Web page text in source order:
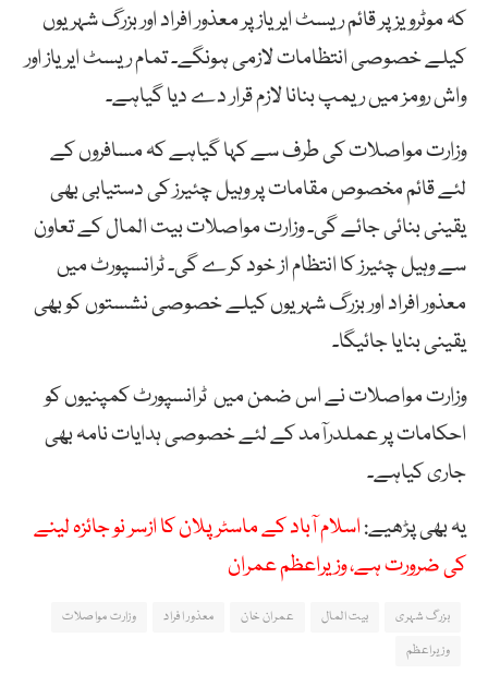
کہ موٹرویز پر قائم ریسٹ ایریاز پر معذور افراد اور بزرگ شہریوں
کیلے خصوصی انتظامات لازمی ہونگے۔ تمام ریسٹ ایریاز اور
واش رومز میں ریمپ بنانا لازم قرار دے دیا گیاہے۔
وزارت مواصلات کی طرف سے کہا گیاہے کہ مسافروں کے
لئے قائم مخصوص مقامات پر وہیل چئیرز کی دستیابی بھی
یقینی بنائی جائے گی۔ وزارت مواصلات بیت المال کے تعاون
سے وہیل چئیرز کا انتظام از خود کرے گی۔ ٹرانسپورٹ میں
معذور افراد اور بزرگ شہریوں کیلے خصوصی نشستوں کو بھی
یقینی بنایا جائیگا۔
وزارت مواصلات نے اس ضمن میں ٹرانسپورٹ کمپنیوں کو
احکامات پر عملدرآمد کے لئے خصوصی ہدایات نامہ بھی
جاری کیاہے۔
یہ بھی پڑھیے:اسلام آباد کے ماسٹر پلان کا ازسر نو جائزہ لینے
کی ضرورت ہے، وزیراعظم عمران
بزرگ شہری بیت المال عمران خان معذور افراد
وزارت مواصلات
وزیراعظم